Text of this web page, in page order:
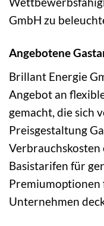
GmbH zu
Angebotene
Brillant Energie
Angebot an
gemacht, die sich
Preisgestaltung
Basistarifen für
Premiumoptionen
Unternehmen